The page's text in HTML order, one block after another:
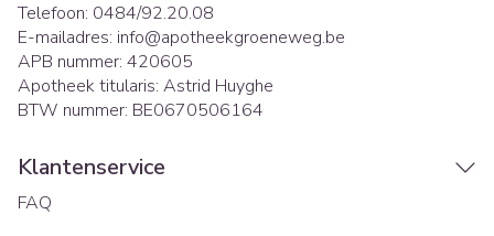
Telefoon: 0484/92.20.08
E-mailadres: info@apotheekgroeneweg.be
APB nummer: 420605
Apotheek titularis: Astrid Huyghe
BTW nummer: BE0670506164
Klantenservice
FAQ